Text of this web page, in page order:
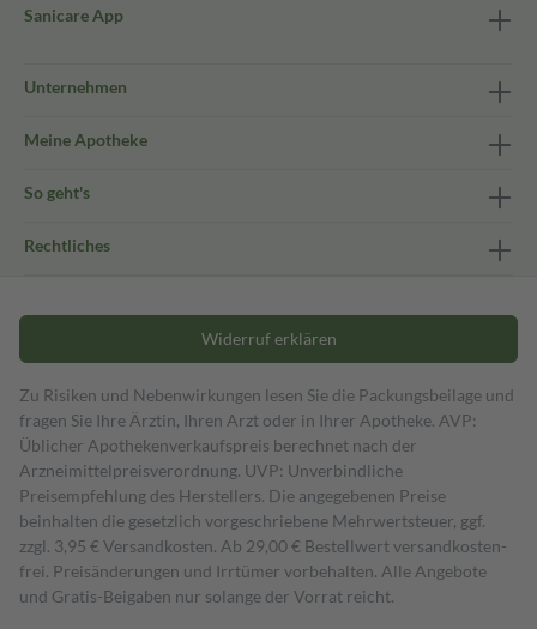
Sanicare App
Unternehmen
Meine Apotheke
So geht's
Rechtliches
Widerruf erklären
Zu Risiken und Nebenwirkungen lesen Sie die Packungsbeilage und
fragen Sie Ihre Ärztin, Ihren Arzt oder in Ihrer Apotheke. AVP:
Üblicher Apothekenverkaufspreis berechnet nach der
Arzneimittelpreisverordnung. UVP: Unverbindliche
Preisempfehlung des Herstellers. Die angegebenen Preise
beinhalten die gesetzlich vorgeschriebene Mehrwertsteuer, ggf.
zzgl. 3,95 € Versandkosten. Ab 29,00 € Bestell­wert versand­kosten­
frei. Preisänderungen und Irrtümer vorbehalten. Alle Angebote
und Gratis-Beigaben nur solange der Vorrat reicht.